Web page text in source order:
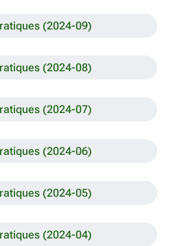
(2024-09)
(2024-08)
(2024-07)
(2024-06)
(2024-05)
(2024-04)